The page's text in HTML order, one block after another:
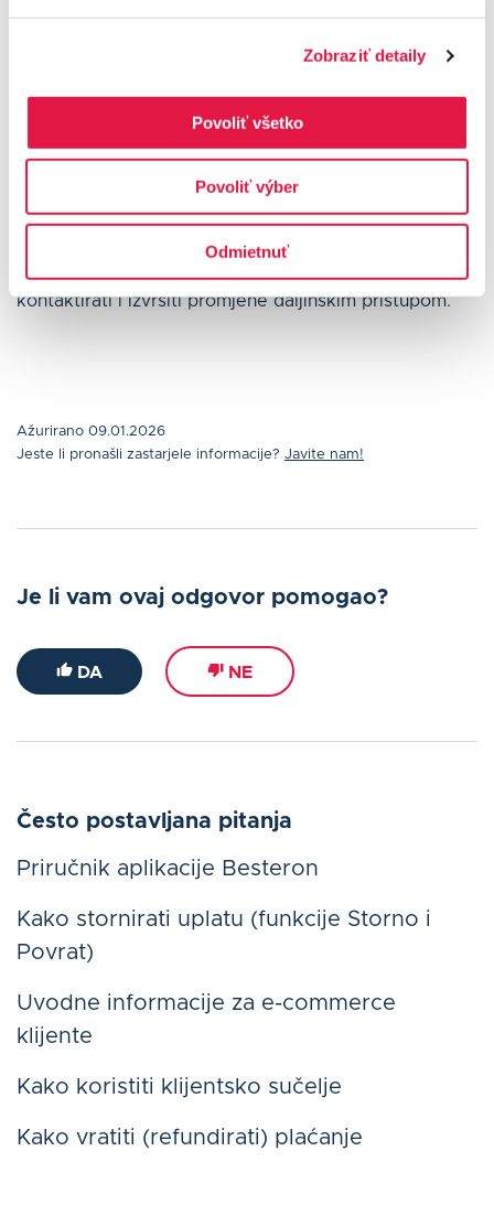
Zobraziť detaily
Povoliť všetko
Povoliť výber
Odmietnuť
Promjena podataka na računu
POS terminala
Promjene na računu može izvršiti samo naša tehnička
služba. Pošaljite nam točno tražene podatke na
helpdesk@besteron.hr. Naši tehničari će vas
kontaktirati i izvršiti promjene daljinskim pristupom.
Ažurirano 09.01.2026
Jeste li pronašli zastarjele informacije? Javite nam!
Je li vam ovaj odgovor pomogao?
DA NE
Često postavljana pitanja
Priručnik aplikacije Besteron
Kako stornirati uplatu (funkcije Storno i
Povrat)
Uvodne informacije za e-commerce
klijente
Kako koristiti klijentsko sučelje
Kako vratiti (refundirati) plaćanje